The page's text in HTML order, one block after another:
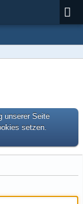
unserer Seite
setzen.